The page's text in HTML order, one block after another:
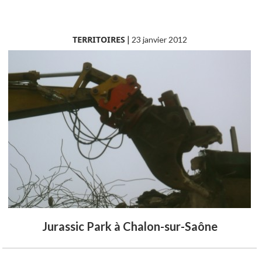
TERRITOIRES| 23 janvier 2012
Jurassic Park à Chalon-sur-Saône